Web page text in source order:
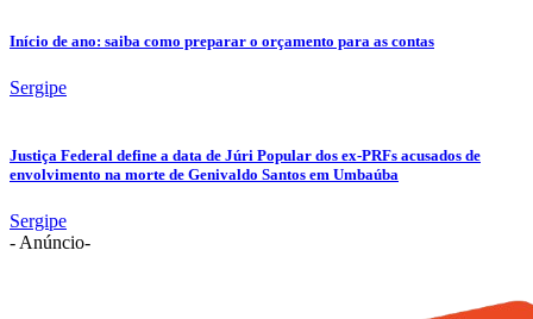
Início de ano: saiba como preparar o orçamento para as contas
Sergipe
Justiça Federal define a data de Júri Popular dos ex-PRFs acusados de
envolvimento na morte de Genivaldo Santos em Umbaúba
Sergipe
- Anúncio-